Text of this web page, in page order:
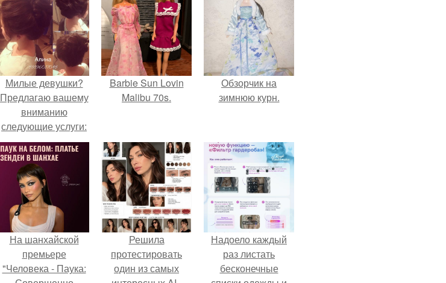
Милые девушки?
Предлагаю вашему
вниманию
следующие услуги:
Barbie Sun Lovin
Malibu 70s.
Обзорчик на
зимнюю курн.
На шанхайской
премьере
"Человека - Паука:
Решила
протестировать
один из самых
Надоело каждый
раз листать
бесконечные